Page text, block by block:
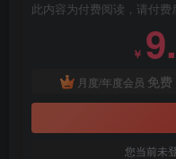
此内容为付费阅读，请付费
￥
月度/年度会员 免费
您当前未